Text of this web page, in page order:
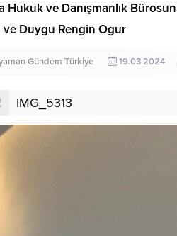
Hukuk ve Danışmanlık
ve Duygu Rengin Ogur
Gündem Türkiye 19.03.2024
IMG_5313